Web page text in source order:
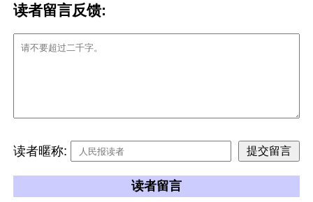
读者留言反馈:
读者暱称:
读者留言